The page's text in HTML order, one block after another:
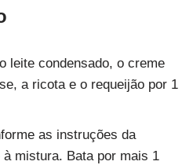
leite condensado, o creme
a ricota e o requeijão por 1
as instruções da
mistura. Bata por mais 1